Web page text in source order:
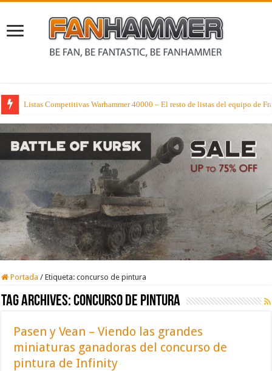
Disfrutando y recordando el Arte de Warhammer Age of Sigmar con las
Portada / Etiqueta:concurso de pintura
Tag Archives:concurso de pintura
Pasen y Vean – Viendo las grandes
miniaturas ganadoras del concurso de
pintura de Infinity